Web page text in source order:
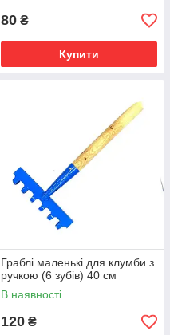
80 ₴
Купити
Граблі маленькі для клумби з
ручкою (6 зубів) 40 см
В наявності
120 ₴